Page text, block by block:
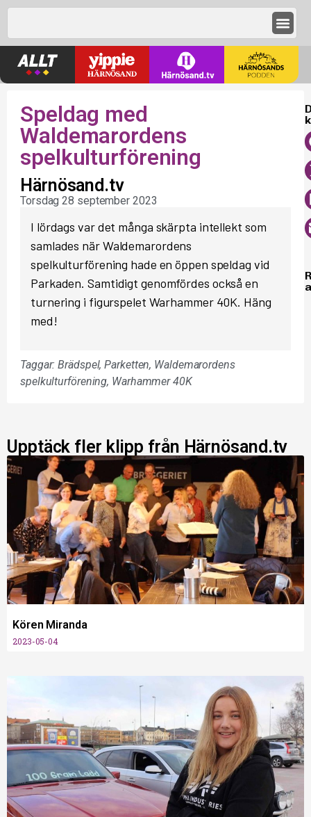
Speldag med
Waldemarordens
spelkulturförening
Härnösand.tv
Torsdag 28 september 2023
I lördags var det många skärpta intellekt som
samlades när Waldemarordens
spelkulturförening hade en öppen speldag vid
Parkaden. Samtidigt genomfördes också en
turnering i figurspelet Warhammer 40K. Häng
med!
Taggar:Brädspel,Parketten, Waldemarordens
spelkulturförening, Warhammer 40K
Upptäck fler klipp från Härnösand.tv
Kören Miranda
2023-05-04